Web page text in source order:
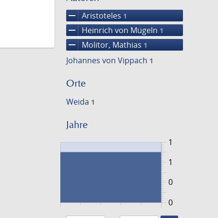
remove Aristoteles 1
remove Heinrich von Mügeln 1
remove Molitor, Mathias 1
Johannes von Vippach 1
Orte
Weida 1
Jahre
0
1
0
1
1463
1464